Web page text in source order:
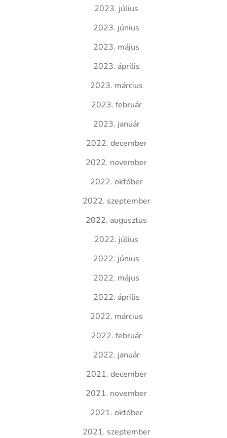
2023. július
2023. június
2023. május
2023. április
2023. március
2023. február
2023. január
2022. december
2022. november
2022. október
2022. szeptember
2022. augusztus
2022. július
2022. június
2022. május
2022. április
2022. március
2022. február
2022. január
2021. december
2021. november
2021. október
2021. szeptember